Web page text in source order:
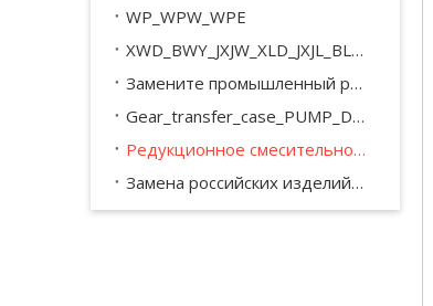
WP_WPW_WPE
XWD_BWY_JXJW_XLD_JXJL_BLY_BYY_XWED_BWEY
Замените промышленный редуктор серии SEW_M_MC_.
Gear_transfer_case_PUMP_DRIVE
Редукционное смесительное оборудование
Замена российских изделий КПП